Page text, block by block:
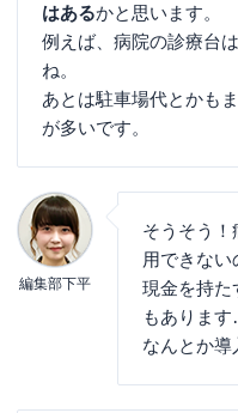
はあるかと思います。
例えば、病院の診療台
ね。
あとは駐車場代とかも
が多いです。
編集部下平
そうそう！
用できない
現金を持た
もあります
なんとか導